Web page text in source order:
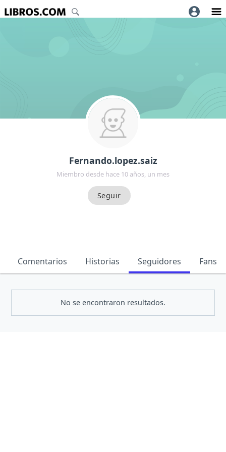
Fernando.lopez.saiz
Miembro desde hace 10 años, un mes
Comentarios Historias Seguidores Fans
No se encontraron resultados.